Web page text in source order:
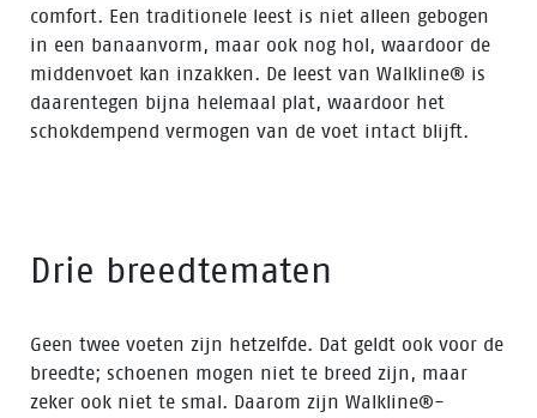
comfort. Een traditionele leest is niet alleen gebogen
in een banaanvorm, maar ook nog hol, waardoor de
middenvoet kan inzakken. De leest van Walkline® is
daarentegen bijna helemaal plat, waardoor het
schokdempend vermogen van de voet intact blijft.
Drie breedtematen
Geen twee voeten zijn hetzelfde. Dat geldt ook voor de
breedte; schoenen mogen niet te breed zijn, maar
zeker ook niet te smal. Daarom zijn Walkline®-